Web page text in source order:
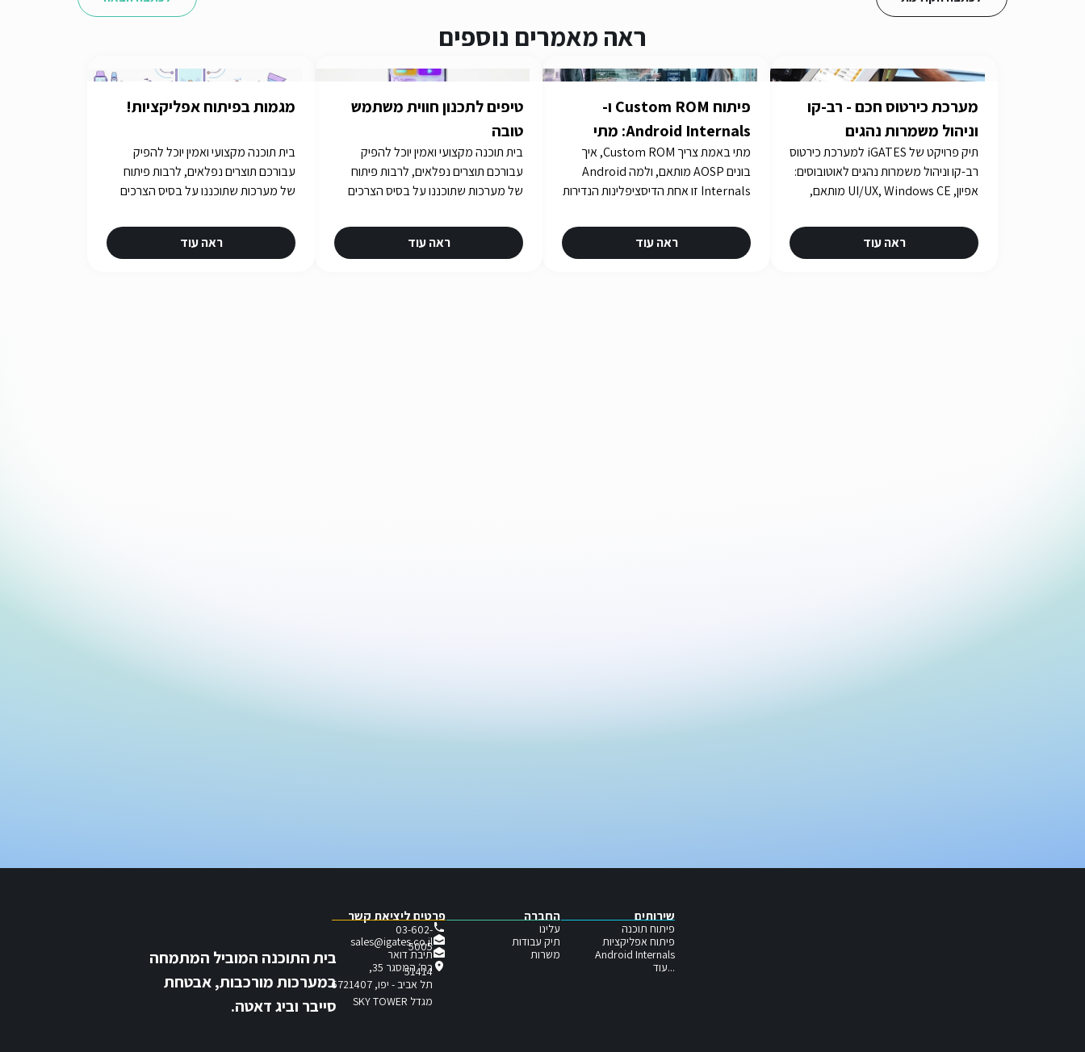
ראה מאמרים נוספים
מערכת כירטוס חכם - רב-קו
וניהול משמרות נהגים
תיק פרויקט של iGATES למערכת כירטוס
רב-קו וניהול משמרות נהגים לאוטובוסים:
אפיון, UI/UX, Windows CE מותאם,
כארבע שנים.
ראה עוד
פיתוח Custom ROM ו-
Android Internals: מתי
צריך לרדת לעומק Stack
מתי באמת צריך Custom ROM, איך
בונים AOSP מותאם, ולמה Android
Internals זו אחת הדיסציפלינות הנדירות
ו-R&D עבור Consensio Cyber
Security.
ראה עוד
טיפים לתכנון חווית משתמש
טובה
בית תוכנה מקצועי ואמין יוכל להפיק
עבורכם תוצרים נפלאים, לרבות פיתוח
של מערכות שתוכננו על בסיס הצרכים
שלכם? תשובות באתר iGATES
ראה עוד
מגמות בפיתוח אפליקציות!
בית תוכנה מקצועי ואמין יוכל להפיק
עבורכם תוצרים נפלאים, לרבות פיתוח
של מערכות שתוכננו על בסיס הצרכים
שלכם? תשובות באתר iGATES
ראה עוד
בית התוכנה המוביל המתמחה
במערכות מורכבות, אבטחת
סייבר וביג דאטה.
פרטים ליציאת קשר
03-602-
5005
sales@igates.co.il
תיבת דואר
51414
רח׳ המסגר 35,
תל אביב - יפו, 6721407
מגדל SKY TOWER
החברה
עלינו
תיק עבודות
משרות
שירותים
פיתוח תוכנה
פיתוח אפליקציות
Android Internals
...עוד